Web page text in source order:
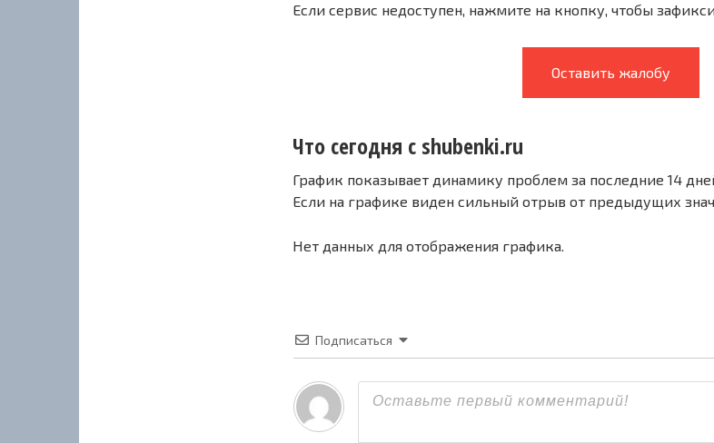
Если сервис недоступен, нажмите на кнопку, чтобы
Оставить жалобу
Что сегодня с shubenki.ru
График показывает динамику проблем за последние 14
Если на графике виден сильный отрыв от предыдущих
Нет данных для отображения графика.
Подписаться